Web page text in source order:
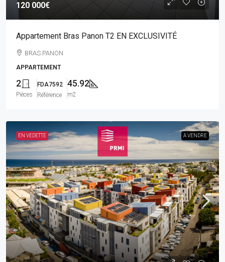
120 000€
Appartement Bras Panon T2 EN EXCLUSIVITÉ
BRAS PANON
APPARTEMENT
2
Pièces
FDA7592
Référence
45.92
m2
EN VEDETTE A VENDRE